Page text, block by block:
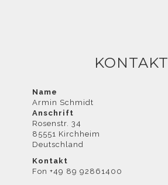
können, finden
KONTAKT
Name
Armin Schmidt
Anschrift
Rosenstr. 34
85551 Kirchheim
Deutschland
Kontakt
Fon +49 89 92861400